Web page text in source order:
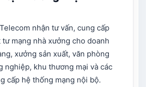
nhận tư vấn, cung cấp
mạng nhà xưởng cho doanh
xưởng sản xuất, văn phòng
nghiệp, khu thương mại và các
cấp hệ thống mạng nội bộ.